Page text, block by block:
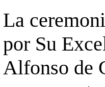
La
por Su
Alfonso de